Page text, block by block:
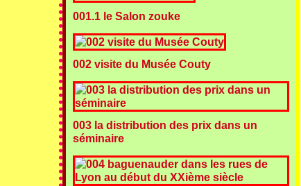
001.1 le Salon zouke
002 visite du Musée Couty
003 la distribution des prix dans un
séminaire